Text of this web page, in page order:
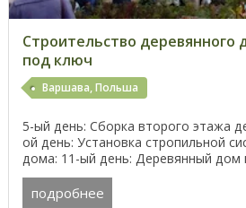
Строительство деревянного
под ключ
Варшава, Польша
5-ый день: Сборка второго этажа
ой день: Установка стропильной
дома: 11-ый день: Деревянный дом
подробнее